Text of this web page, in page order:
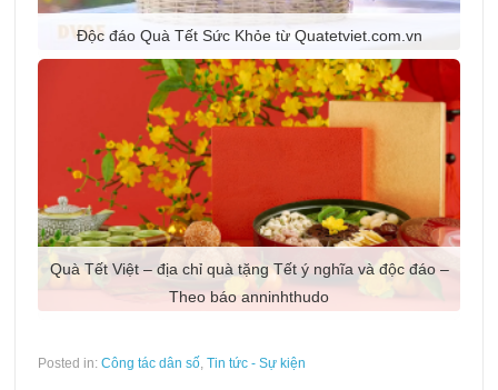
Độc đáo Quà Tết Sức Khỏe từ Quatetviet.com.vn
Quà Tết Việt – địa chỉ quà tặng Tết ý nghĩa và độc đáo –
Theo báo anninhthudo
Tình hình điều trị ARV phác đồ bậc 2 tại Phòng khám
ngoại trú của thành phố Hải Phòng năm 2016
Tài liệu truyền thông phòng lây truyền HIV từ Mẹ sang
Con
Posted in:Công tác dân số,Tin tức - Sự kiện